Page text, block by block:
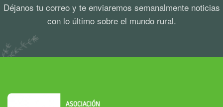
Déjanos tu correo y te enviaremos semanalmente noticias
con lo último sobre el mundo rural.